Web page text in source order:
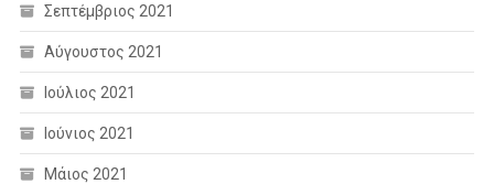
Σεπτέμβριος 2021
Αύγουστος 2021
Ιούλιος 2021
Ιούνιος 2021
Μάιος 2021